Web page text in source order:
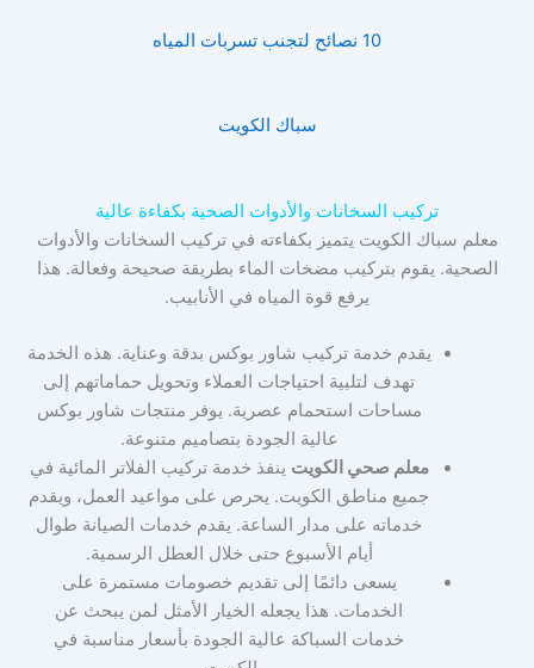
10 نصائح لتجنب تسربات المياه
سباك الكويت
تركيب السخانات والأدوات الصحية بكفاءة عالية
معلم سباك الكويت يتميز بكفاءته في تركيب السخانات والأدوات
الصحية. يقوم بتركيب مضخات الماء بطريقة صحيحة وفعالة. هذا
يرفع قوة المياه في الأنابيب.
يقدم خدمة تركيب شاور بوكس بدقة وعناية. هذه الخدمة
تهدف لتلبية احتياجات العملاء وتحويل حماماتهم إلى
مساحات استحمام عصرية. يوفر منتجات شاور بوكس
عالية الجودة بتصاميم متنوعة.
معلم صحي الكويت ينفذ خدمة تركيب الفلاتر المائية في
جميع مناطق الكويت. يحرص على مواعيد العمل، ويقدم
خدماته على مدار الساعة. يقدم خدمات الصيانة طوال
أيام الأسبوع حتى خلال العطل الرسمية.
يسعى دائمًا إلى تقديم خصومات مستمرة على
الخدمات. هذا يجعله الخيار الأمثل لمن يبحث عن
خدمات السباكة عالية الجودة بأسعار مناسبة في